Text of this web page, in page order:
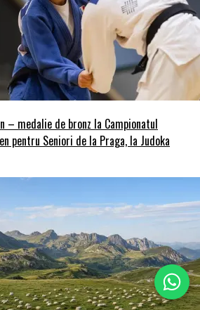
– medalie de bronz la Campionatul
pentru Seniori de la Praga, la Judoka